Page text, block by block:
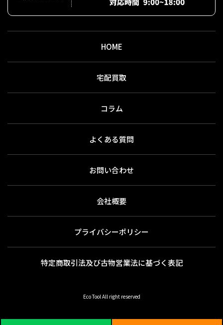
HOME
宅配買取
コラム
よくある質問
お問い合わせ
会社概要
プライバシーポリシー
特定商取引法及び古物営業法に基づく表記
Eco Tool All right reserved